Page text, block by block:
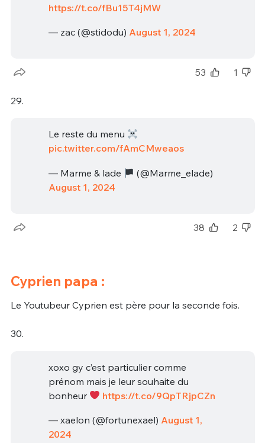
https://t.co/fBu15T4jMW
— zac (@stidodu) August 1, 2024
53 1
29.
Le reste du menu
pic.twitter.com/fAmCMweaos
— Marme & lade
(@Marme_elade)
August 1, 2024
38 2
Cyprien papa :
Le Youtubeur Cyprien est père pour la seconde fois.
30.
xoxo gy c’est particulier comme
prénom mais je leur souhaite du
bonheur
https://t.co/9QpTRjpCZn
— xaelon (@fortunexael) August 1,
2024